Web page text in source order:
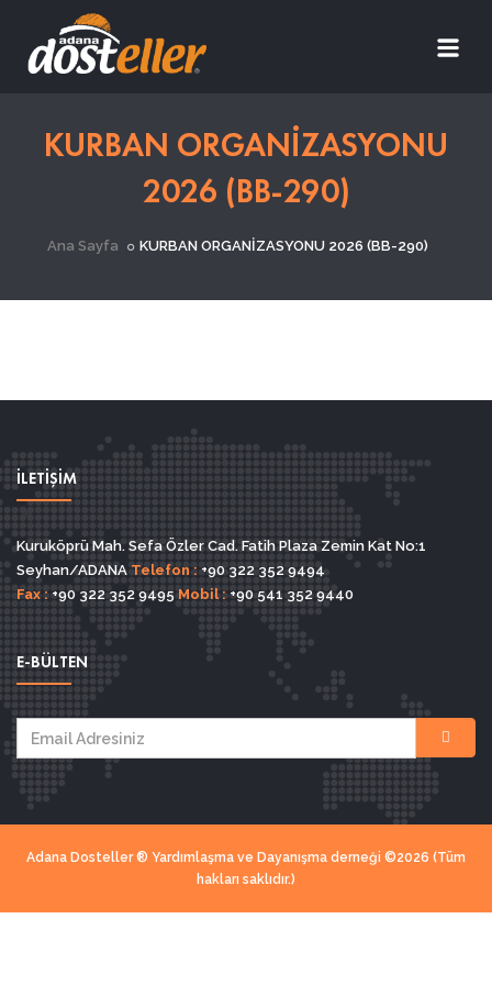
KURBAN ORGANİZASYONU
2026 (BB-290)
Ana Sayfa KURBAN ORGANİZASYONU 2026 (BB-290)
İLETİŞİM
Kuruköprü Mah. Sefa Özler Cad. Fatih Plaza Zemin Kat No:1
Seyhan/ADANA Telefon : +90 322 352 9494
Fax : +90 322 352 9495 Mobil : +90 541 352 9440
E-BÜLTEN
Adana Dosteller ® Yardımlaşma ve Dayanışma derneği ©2026 (Tüm
hakları saklıdır.)